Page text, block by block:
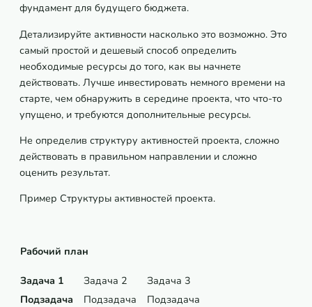
фундамент для будущего бюджета.
Детализируйте активности насколько это возможно. Это
самый простой и дешевый способ определить
необходимые ресурсы до того, как вы начнете
действовать. Лучше инвестировать немного времени на
старте, чем обнаружить в середине проекта, что что-то
упущено, и требуются дополнительные ресурсы.
Не определив структуру активностей проекта, сложно
действовать в правильном направлении и сложно
оценить результат.
Пример Структуры активностей проекта.
Рабочий план
Задача 1 Задача 2
Задача 3
Подзадача
Подзадача
Подзадача